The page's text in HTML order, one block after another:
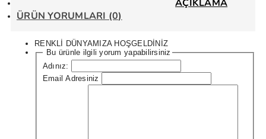
AÇIKLAMA
ÜRÜN YORUMLARI (0)
RENKLİ DÜNYAMIZA HOŞGELDİNİZ
Bu ürünle ilgili yorum yapabilirsiniz
Adınız:
Email Adresiniz